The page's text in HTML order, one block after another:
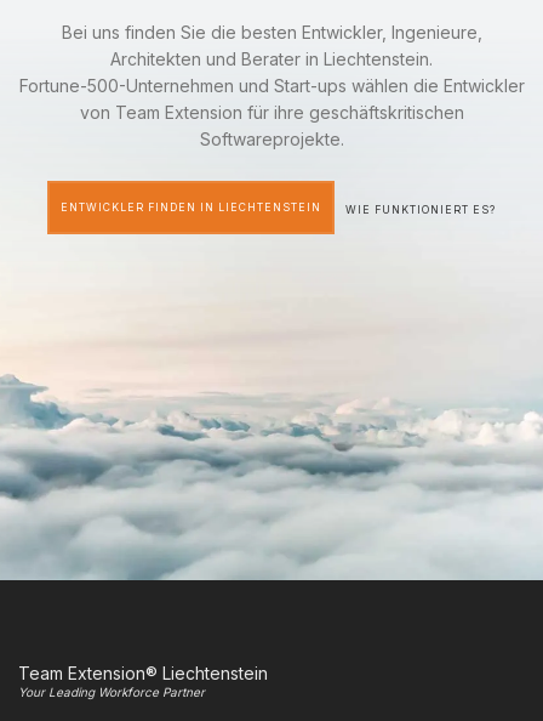
Bei uns finden Sie die besten Entwickler, Ingenieure,
Architekten und Berater in Liechtenstein.
Fortune-500-Unternehmen und Start-ups wählen die Entwickler
von Team Extension für ihre geschäftskritischen
Softwareprojekte.
ENTWICKLER FINDEN IN LIECHTENSTEIN WIE FUNKTIONIERT ES?
Team Extension® Liechtenstein
Your Leading Workforce Partner